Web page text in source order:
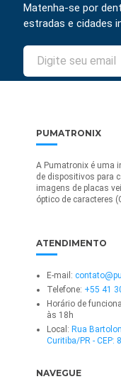
Matenha-se por
estradas e cidades
PUMATRONIX
A Pumatronix é uma
de dispositivos para
imagens de placas
óptico de caracteres
ATENDIMENTO
E-mail:
Telefone: +55 41
Horário de
às 18h
Local: Rua
Curitiba/PR - CEP:
NAVEGUE